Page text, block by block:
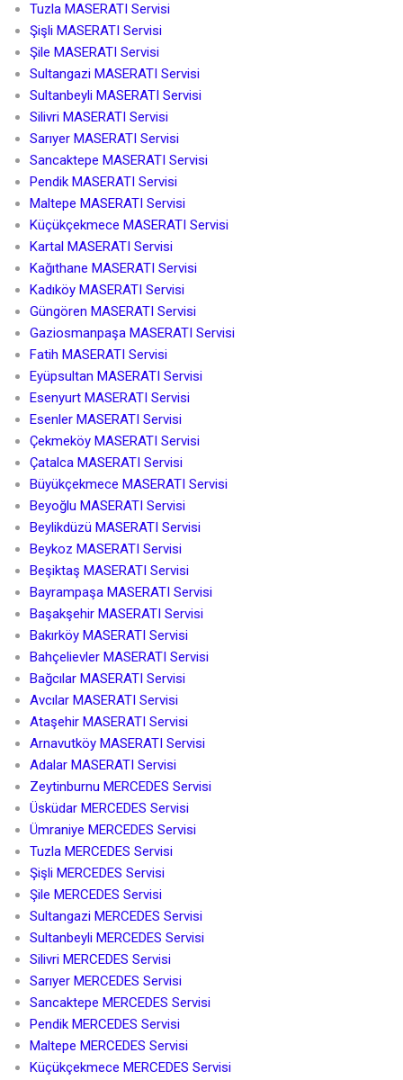
Tuzla MASERATI Servisi
Şişli MASERATI Servisi
Şile MASERATI Servisi
Sultangazi MASERATI Servisi
Sultanbeyli MASERATI Servisi
Silivri MASERATI Servisi
Sarıyer MASERATI Servisi
Sancaktepe MASERATI Servisi
Pendik MASERATI Servisi
Maltepe MASERATI Servisi
Küçükçekmece MASERATI Servisi
Kartal MASERATI Servisi
Kağıthane MASERATI Servisi
Kadıköy MASERATI Servisi
Güngören MASERATI Servisi
Gaziosmanpaşa MASERATI Servisi
Fatih MASERATI Servisi
Eyüpsultan MASERATI Servisi
Esenyurt MASERATI Servisi
Esenler MASERATI Servisi
Çekmeköy MASERATI Servisi
Çatalca MASERATI Servisi
Büyükçekmece MASERATI Servisi
Beyoğlu MASERATI Servisi
Beylikdüzü MASERATI Servisi
Beykoz MASERATI Servisi
Beşiktaş MASERATI Servisi
Bayrampaşa MASERATI Servisi
Başakşehir MASERATI Servisi
Bakırköy MASERATI Servisi
Bahçelievler MASERATI Servisi
Bağcılar MASERATI Servisi
Avcılar MASERATI Servisi
Ataşehir MASERATI Servisi
Arnavutköy MASERATI Servisi
Adalar MASERATI Servisi
Zeytinburnu MERCEDES Servisi
Üsküdar MERCEDES Servisi
Ümraniye MERCEDES Servisi
Tuzla MERCEDES Servisi
Şişli MERCEDES Servisi
Şile MERCEDES Servisi
Sultangazi MERCEDES Servisi
Sultanbeyli MERCEDES Servisi
Silivri MERCEDES Servisi
Sarıyer MERCEDES Servisi
Sancaktepe MERCEDES Servisi
Pendik MERCEDES Servisi
Maltepe MERCEDES Servisi
Küçükçekmece MERCEDES Servisi